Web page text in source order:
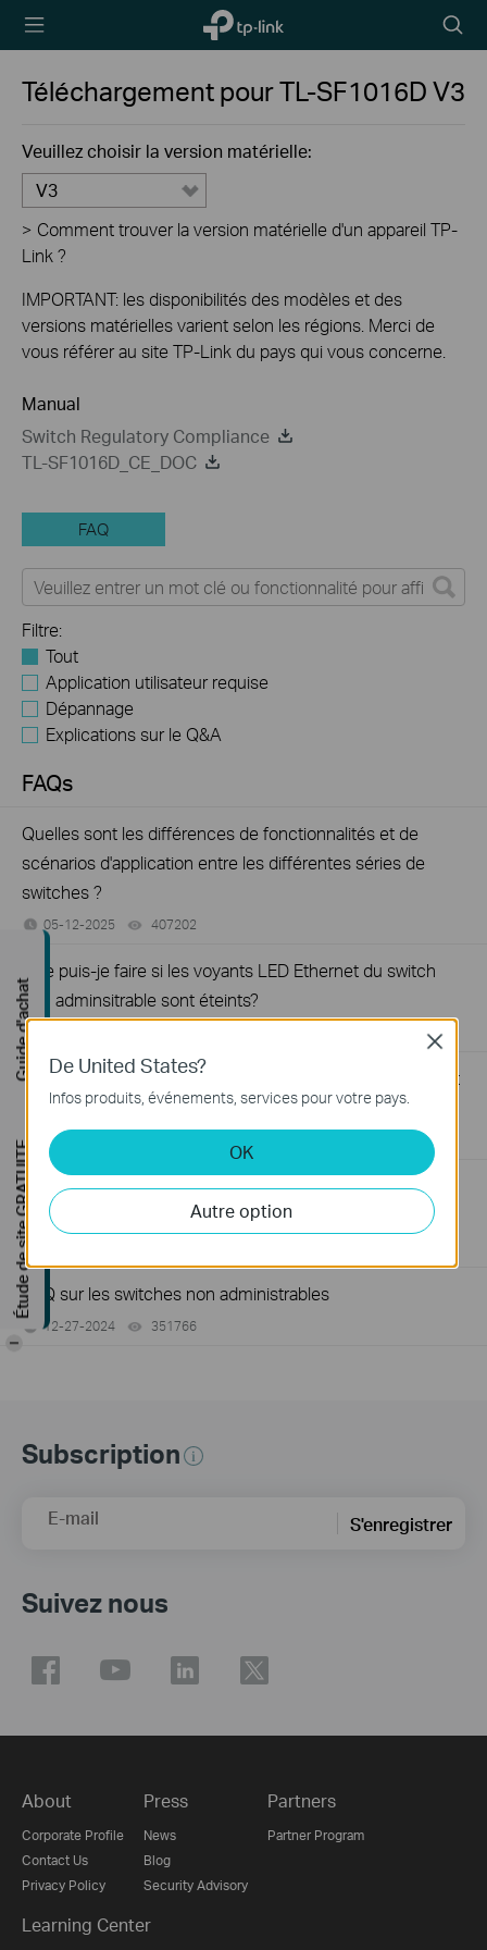
TP-Link,
Reliably
icon
Téléchargement pourTL-SF1016DV3
Veuillez choisir la version matérielle:
V3
> Comment trouver la version matérielle d'un appareil TP-
Link ?
IMPORTANT: les disponibilités des modèles et des
versions matérielles varient selon les régions. Merci de
vous référer au site TP-Link du pays qui vous concerne.
Manual
Switch Regulatory Compliance
TL-SF1016D_CE_DOC
FAQ
Filtre:
Tout
Application utilisateur requise
Dépannage
Explications sur le Q&A
FAQs
Quelles sont les différences de fonctionnalités et de
scénarios d'application entre les différentes séries de
switches ?
05-12-2025 407202
Que puis-je faire si les voyants LED Ethernet du switch
non adminsitrable sont éteints?
Que puis-je faire si mon PC ne fonctionne pas lorsqu'il est
connecté au switch non administrable par câble?
02-08-2021
Que puis-je faire si la vitesse est lente lorsque le PC est
connecté au switch non administrable
FAQ sur les switches non administrables
12-27-2024 351766
Subscription
E-mail S'enregistrer
Suivez nous
About
Corporate Profile
Contact Us
Privacy Policy
Press
News
Blog
Security Advisory
Partners
Partner Program
Learning Center
De United States?
Infos produits, événements, services pour votre pays.
OK
Autre option
Close
Guide d'achat
Étude de site GRATUITE